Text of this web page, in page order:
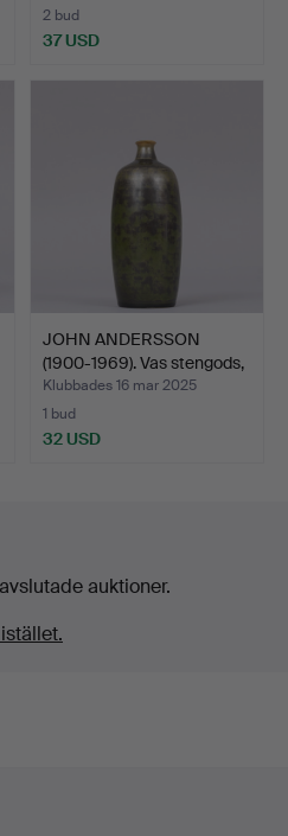
2 bud
37 USD
JOHN ANDERSSON
(1900-1969). Vas stengods,
…
Klubbades 16 mar 2025
1 bud
32 USD
auktioner.